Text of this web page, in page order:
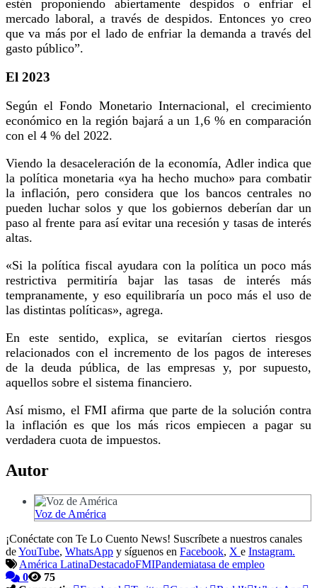
estén proponiendo abiertamente despidos o enfriar el
mercado laboral, a través de despidos. Entonces yo creo
que va más por el lado de enfriar la demanda a través del
gasto público”.
El 2023
Según el Fondo Monetario Internacional, el crecimiento
económico en la región bajará a un 1,6 % en comparación
con el 4 % del 2022.
Viendo la desaceleración de la economía, Adler indica que
la política monetaria «ya ha hecho mucho» para combatir
la inflación, pero considera que los bancos centrales no
pueden luchar solos y que los gobiernos deberían dar un
paso al frente para así evitar una recesión y tasas de interés
altas.
«Si la política fiscal ayudara con la política un poco más
restrictiva permitiría bajar las tasas de interés más
tempranamente, y eso equilibraría un poco más el uso de
las distintas políticas», agrega.
En este sentido, explica, se evitarían ciertos riesgos
relacionados con el incremento de los pagos de intereses
de la deuda pública, de las empresas y, por supuesto,
aquellos sobre el sistema financiero.
Así mismo, el FMI afirma que parte de la solución contra
la inflación es que los más ricos empiecen a pagar su
verdadera cuota de impuestos.
Autor
Voz de América
¡Conéctate con Te Lo Cuento News! Suscríbete a nuestros canales
deYouTube, WhatsApp y síguenos en Facebook, X e Instagram.
América LatinaDestacadoFMIPandemiatasa de empleo
0
75